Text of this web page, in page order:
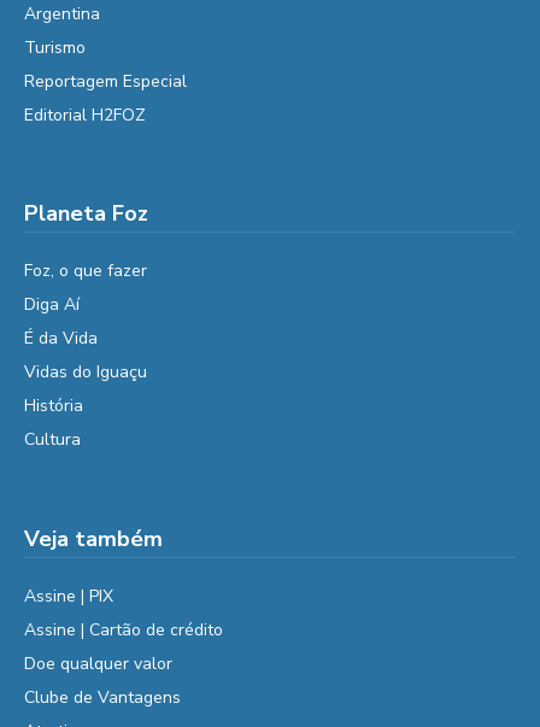
Argentina
Turismo
Reportagem Especial
Editorial H2FOZ
Planeta Foz
Foz, o que fazer
Diga Aí
É da Vida
Vidas do Iguaçu
História
Cultura
Veja também
Assine | PIX
Assine | Cartão de crédito
Doe qualquer valor
Clube de Vantagens